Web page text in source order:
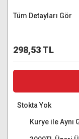
Tüm Detayları Gör
298,53 TL
Stokta Yok
Kurye ile Aynı